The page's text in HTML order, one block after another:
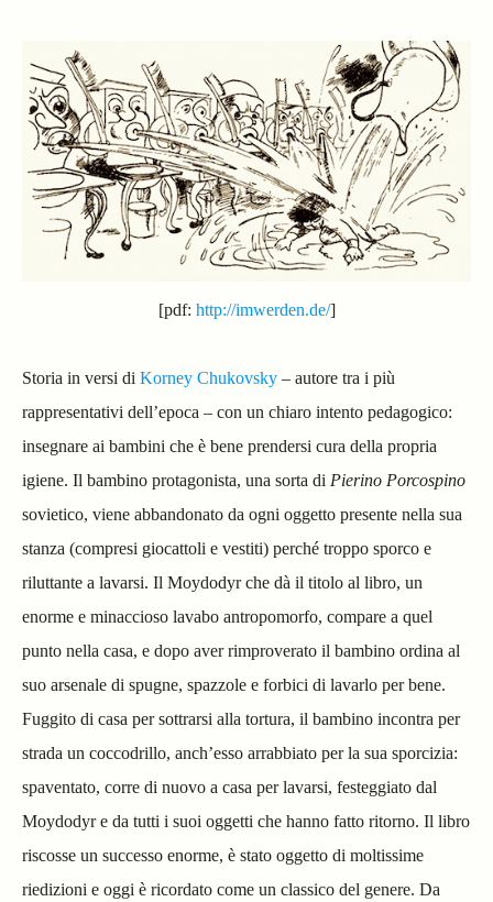
[pdf: http://imwerden.de/]
Storia in versi di Korney Chukovsky – autore tra i più
rappresentativi dell’epoca – con un chiaro intento pedagogico:
insegnare ai bambini che è bene prendersi cura della propria
igiene. Il bambino protagonista, una sorta di Pierino Porcospino
sovietico, viene abbandonato da ogni oggetto presente nella sua
stanza (compresi giocattoli e vestiti) perché troppo sporco e
riluttante a lavarsi. Il Moydodyr che dà il titolo al libro, un
enorme e minaccioso lavabo antropomorfo, compare a quel
punto nella casa, e dopo aver rimproverato il bambino ordina al
suo arsenale di spugne, spazzole e forbici di lavarlo per bene.
Fuggito di casa per sottrarsi alla tortura, il bambino incontra per
strada un coccodrillo, anch’esso arrabbiato per la sua sporcizia:
spaventato, corre di nuovo a casa per lavarsi, festeggiato dal
Moydodyr e da tutti i suoi oggetti che hanno fatto ritorno. Il libro
riscosse un successo enorme, è stato oggetto di moltissime
riedizioni e oggi è ricordato come un classico del genere. Da